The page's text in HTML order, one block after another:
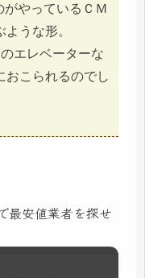
やっているＣＭ
うな形。
エレベーターな
おこられるのでし
最安値業者を探せ